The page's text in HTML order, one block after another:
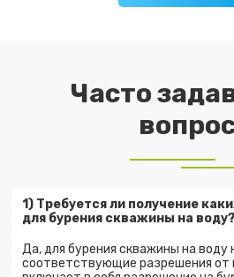
Часто
1) Требуется ли получение
для бурения скважины на воду?
Да, для бурения скважины на воду
соответствующие разрешения от